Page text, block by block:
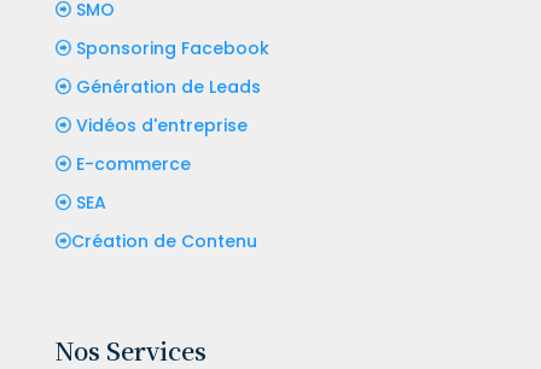
SMO
Sponsoring Facebook
Génération de Leads
Vidéos d'entreprise
E-commerce
SEA
Création de Contenu
Nos Services